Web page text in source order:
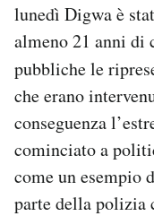
lunedì Digwa è
almeno 21 anni di
pubbliche le
che erano
conseguenza
cominciato a
come un esempio
parte della polizia